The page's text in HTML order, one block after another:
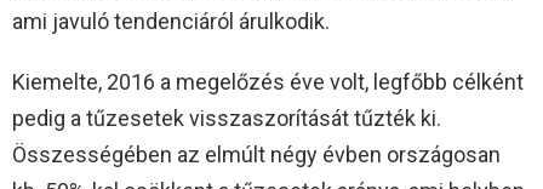
ami javuló tendenciáról árulkodik.
Kiemelte, 2016 a megelőzés éve volt, legfőbb célként
pedig a tűzesetek visszaszorítását tűzték ki.
Összességében az elmúlt négy évben országosan